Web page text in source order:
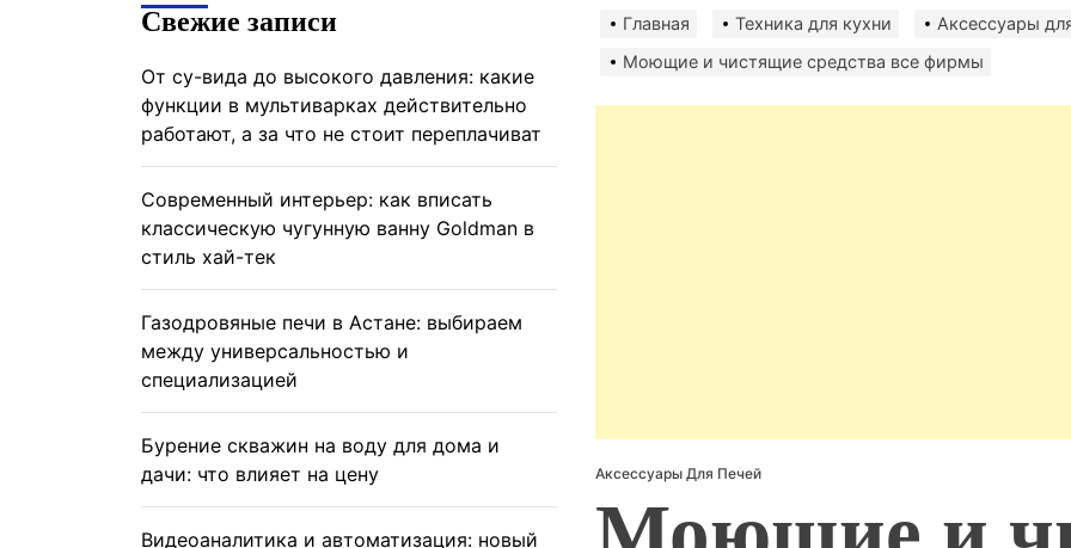
Главная Техника для кухни
Аксессуары
Моющие и чистящие средства все фирмы
Аксессуары Для Печей
Свежие записи
От су-вида до высокого давления: какие
функции в мультиварках действительно
работают, а за что не стоит переплачиват
Современный интерьер: как вписать
классическую чугунную ванну Goldman в
стиль хай-тек
Газодровяные печи в Астане: выбираем
между универсальностью и
специализацией
Бурение скважин на воду для дома и
дачи: что влияет на цену
Видеоаналитика и автоматизация: новый